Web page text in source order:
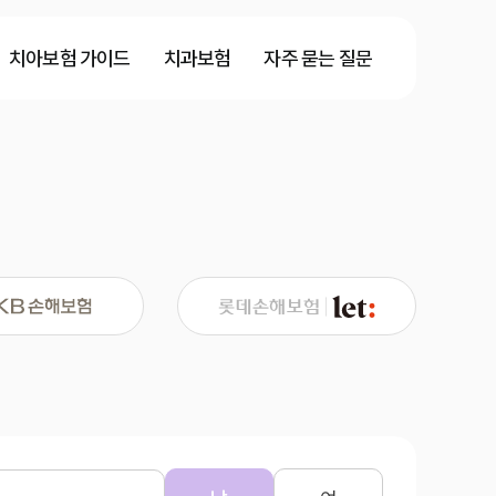
치아보험 가이드 치과보험 자주 묻는 질문